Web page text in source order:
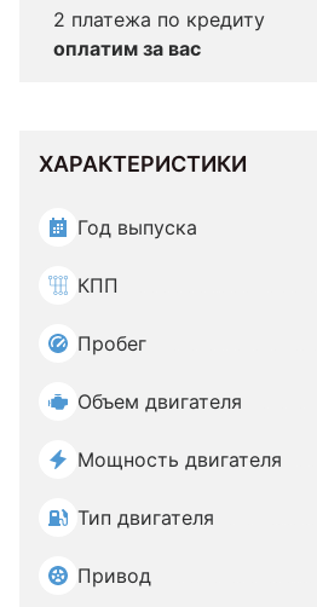
2 платежа по кредиту
оплатим за вас
ХАРАКТЕРИСТИКИ
Год выпуска
КПП
Пробег
Объем двигателя
Мощность двигателя
Тип двигателя
Привод